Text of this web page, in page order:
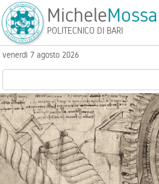
MicheleMossa
POLITECNICO DI BARI
venerdì 7 agosto 2026